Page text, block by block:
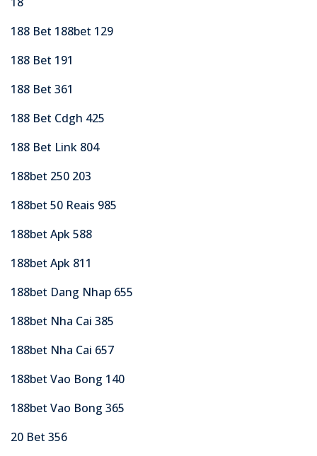
188 Bet 188bet 129
188 Bet 191
188 Bet 361
188 Bet Cdgh 425
188 Bet Link 804
188bet 250 203
188bet 50 Reais 985
188bet Apk 588
188bet Apk 811
188bet Dang Nhap 655
188bet Nha Cai 385
188bet Nha Cai 657
188bet Vao Bong 140
188bet Vao Bong 365
20 Bet 356